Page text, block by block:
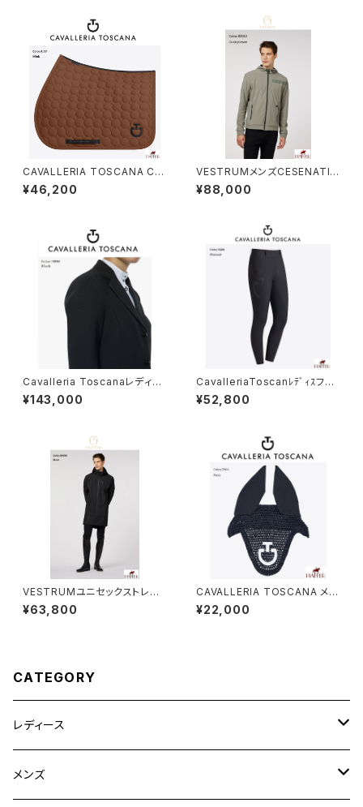
CAVALLERIA TOSCANA Cir
cle Quilted ジャンピングサド
ルパッド SOT085JE222
¥46,200
VESTRUMメンズCESENATIC
Oジャケット M344565033
¥88,000
Cavalleria Toscanaレディー
ス 競技用ジャケット GID051
JE115
¥143,000
CavalleriaToscanﾚﾃﾞｨｽフル
グリップレギンス PAD230 JE1
95
¥52,800
VESTRUMユニセックストレン
チコートZ312720137
¥63,800
CAVALLERIA TOSCANA メッ
シュイヤーネット CUF049CO
061
¥22,000
CATEGORY
レディース
競技用ジャケット
メンズ